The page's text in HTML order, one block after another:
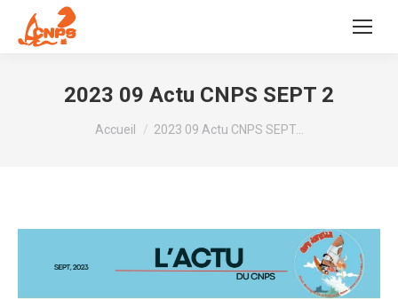
2023 09 Actu CNPS SEPT 2
Vous êtes ici :
Accueil 2023 09 Actu CNPS SEPT…